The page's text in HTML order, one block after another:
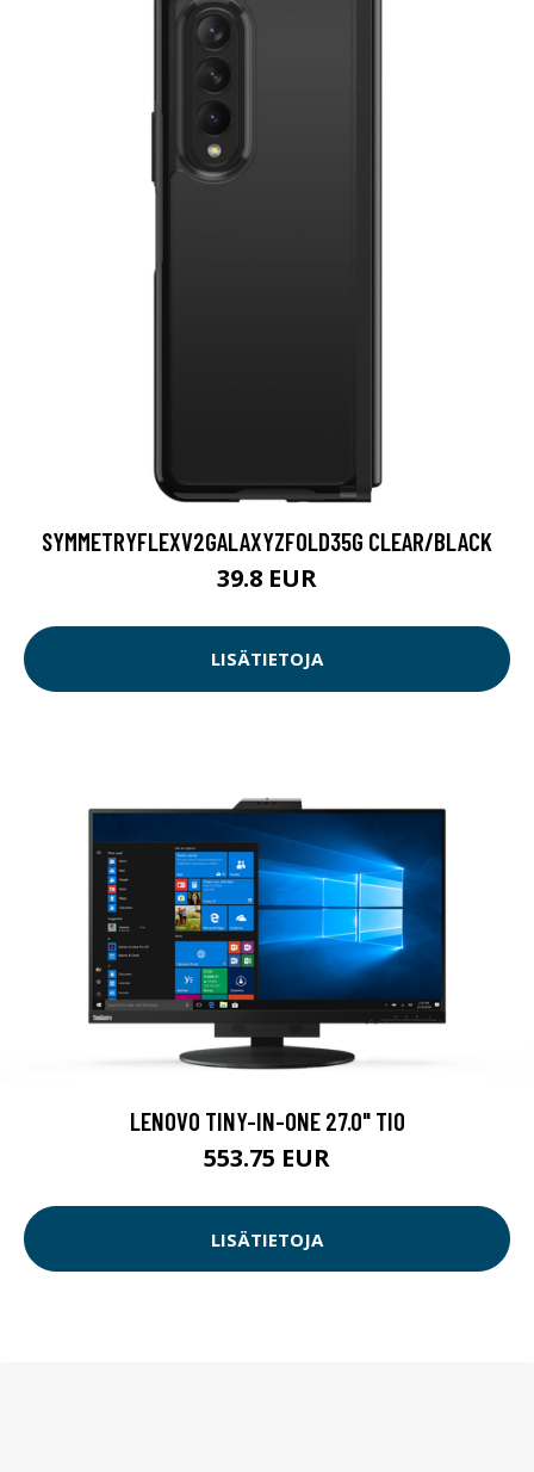
SYMMETRYFLEXV2GALAXYZFOLD35G CLEAR/BLACK
39.8 EUR
LISÄTIETOJA
LENOVO TINY-IN-ONE 27.0" TIO
553.75 EUR
LISÄTIETOJA